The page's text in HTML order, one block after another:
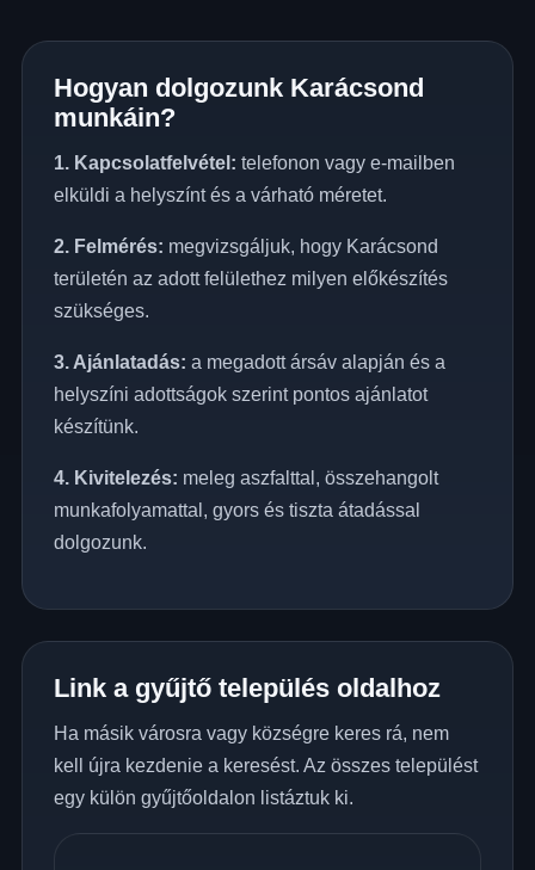
Hogyan dolgozunk Karácsond
munkáin?
1. Kapcsolatfelvétel: telefonon vagy e-mailben
elküldi a helyszínt és a várható méretet.
2. Felmérés: megvizsgáljuk, hogy Karácsond
területén az adott felülethez milyen előkészítés
szükséges.
3. Ajánlatadás: a megadott ársáv alapján és a
helyszíni adottságok szerint pontos ajánlatot
készítünk.
4. Kivitelezés: meleg aszfalttal, összehangolt
munkafolyamattal, gyors és tiszta átadással
dolgozunk.
Link a gyűjtő település oldalhoz
Ha másik városra vagy községre keres rá, nem
kell újra kezdenie a keresést. Az összes települést
egy külön gyűjtőoldalon listáztuk ki.